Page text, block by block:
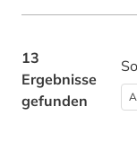
13
Ergebnisse
gefunden